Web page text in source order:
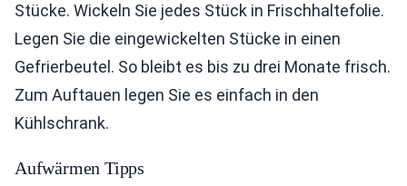
Stücke. Wickeln Sie jedes Stück in Frischhaltefolie.
Legen Sie die eingewickelten Stücke in einen
Gefrierbeutel. So bleibt es bis zu drei Monate frisch.
Zum Auftauen legen Sie es einfach in den
Kühlschrank.
Aufwärmen Tipps